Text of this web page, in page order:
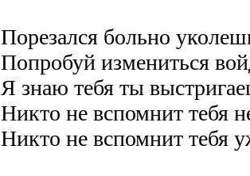
Порезался больно
Попробуй измениться
Я знаю тебя ты
Никто не вспомнит тебя
Никто не вспомнит тебя